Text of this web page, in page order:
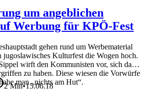
um angeblichen
Werbung für KPÖ-Fest
gehen rund um Werbematerial
Kulturfest die Wogen hoch.
wirft den Kommunisten vor, sich dabei
zu haben. Diese wiesen die Vorwürfe
man „nichts am Hut“.
2Min•15.06.18